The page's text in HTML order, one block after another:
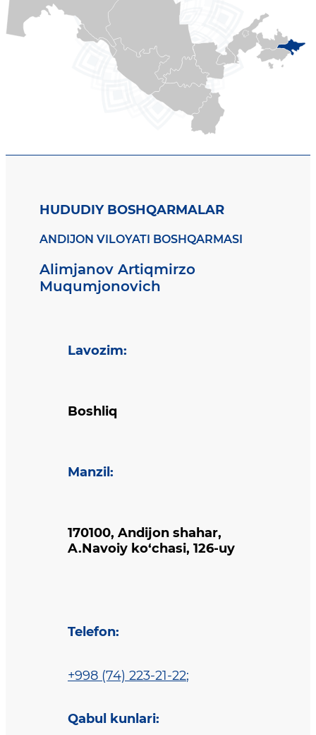
HUDUDIY BOSHQARMALAR
ANDIJON VILOYATI BOSHQARMASI
Alimjanov Artiqmirzo
Muqumjonovich
Lavozim:
Boshliq
Manzil :
170100, Andijon shahar,
A.Navoiy ko‘chasi, 126-uy
Telefon:
+998 (74) 223-21-22;
Qabul kunlari: